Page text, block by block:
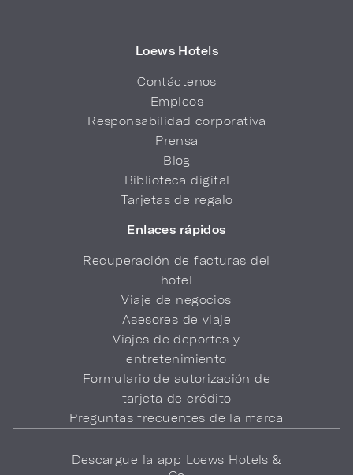
Loews Hotels
Contáctenos
Empleos
Responsabilidad corporativa
Prensa
Blog
Biblioteca digital
Tarjetas de regalo
Enlaces rápidos
Recuperación de facturas del
hotel
Viaje de negocios
Asesores de viaje
Viajes de deportes y
entretenimiento
Formulario de autorización de
tarjeta de crédito
Preguntas frecuentes de la marca
Descargue la app Loews Hotels &